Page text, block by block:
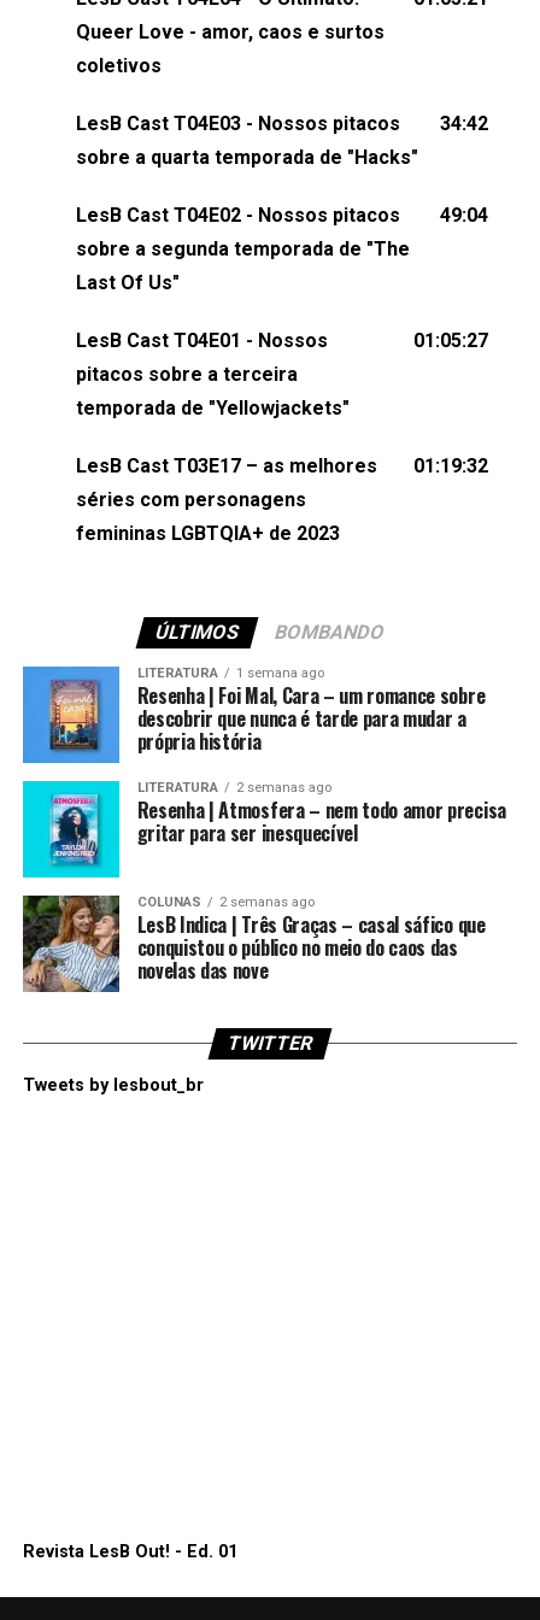
claro, tudo o que esse reality nos fez pensar (e rir)
sobre amor sáfico!Você também pode participar
comentários, perguntas ou qualquer outra coisa,
nos envie uma mensagem pelas redes sociais ou
esqueça de visitar nosso site e também redes
sociais:Twitter: ⁠⁠⁠⁠@lesbout_br⁠⁠⁠⁠ Instagram: ⁠⁠⁠⁠@lesbout_br⁠⁠⁠⁠
(⁠⁠⁠⁠⁠⁠@KarolenPassos⁠⁠⁠⁠⁠⁠)Participação de Bruna Fentanes
(⁠⁠⁠⁠@brunarfentanes⁠⁠⁠⁠) e Pollyelly FlorêncioEdição de
Naiady Machado
Queer Love - amor, caos e surtos
coletivos
LesB Cast T04E03 - Nossos pitacos
sobre a quarta temporada de "Hacks"
34:42
LesB Cast T04E02 - Nossos pitacos
sobre a segunda temporada de "The
Last Of Us"
49:04
LesB Cast T04E01 - Nossos
pitacos sobre a terceira
temporada de "Yellowjackets"
01:05:27
LesB Cast T03E17 – as melhores
séries com personagens
femininas LGBTQIA+ de 2023
01:19:32
ÚLTIMOS BOMBANDO
LITERATURA 1 semana ago
Resenha | Foi Mal, Cara – um romance sobre
descobrir que nunca é tarde para mudar a
própria história
LITERATURA 2 semanas ago
Resenha | Atmosfera – nem todo amor precisa
gritar para ser inesquecível
COLUNAS 2 semanas ago
LesB Indica | Três Graças – casal sáfico que
conquistou o público no meio do caos das
novelas das nove
TWITTER
Tweets by lesbout_br
Revista LesB Out! - Ed. 01